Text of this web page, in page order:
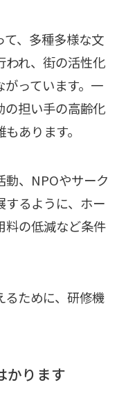
、多種多様な文
われ、街の活性化
っています。一
の担い手の高齢化
あります。
動、NPOやサーク
するように、ホー
料の低減など条件
るために、研修機
かります